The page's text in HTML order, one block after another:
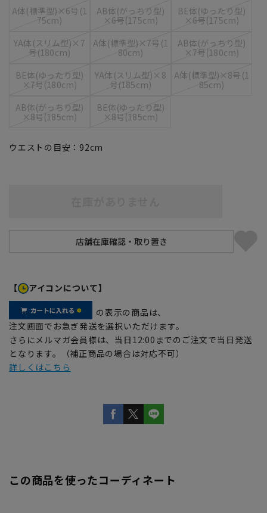
A体(標準型)×6号(1
75cm)
AB体(がっちり型)
×6号(175cm)
BE体(ゆったり型)
×6号(175cm)
YA体(スリム型)×7
号(180cm)
A体(標準型)×7号(1
80cm)
AB体(がっちり型)
×7号(180cm)
BE体(ゆったり型)
×7号(180cm)
YA体(スリム型)×8
号(185cm)
A体(標準型)×8号(1
85cm)
AB体(がっちり型)
×8号(185cm)
BE体(ゆったり型)
×8号(185cm)
ウエストの目安： 92cm
【 アイコンについて】
の表示の商品は、
注文画面でお急ぎ発送を選択いただけます。
さらにメルマガ会員様は、当日12:00までのご注文で当日発送
となります。（補正商品の場合は対応不可）
詳しくはこちら
この商品を使ったコーディネート